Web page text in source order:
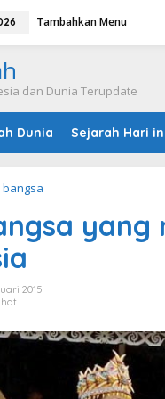
Tambahkan Menu
dan Dunia Terupdate
Dunia Sejarah Hari
bangsa
k
u
a
2015